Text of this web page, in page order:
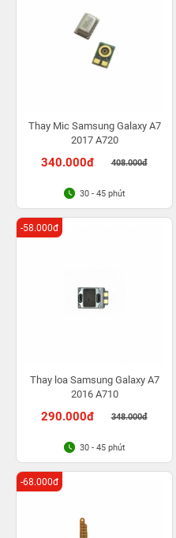
Thay Mic Samsung Galaxy A7
2017 A720
340.000đ 408.000đ
30 - 45 phút
Thay loa Samsung Galaxy A7
2016 A710
290.000đ 348.000đ
-58.000đ
30 - 45 phút
-68.000đ